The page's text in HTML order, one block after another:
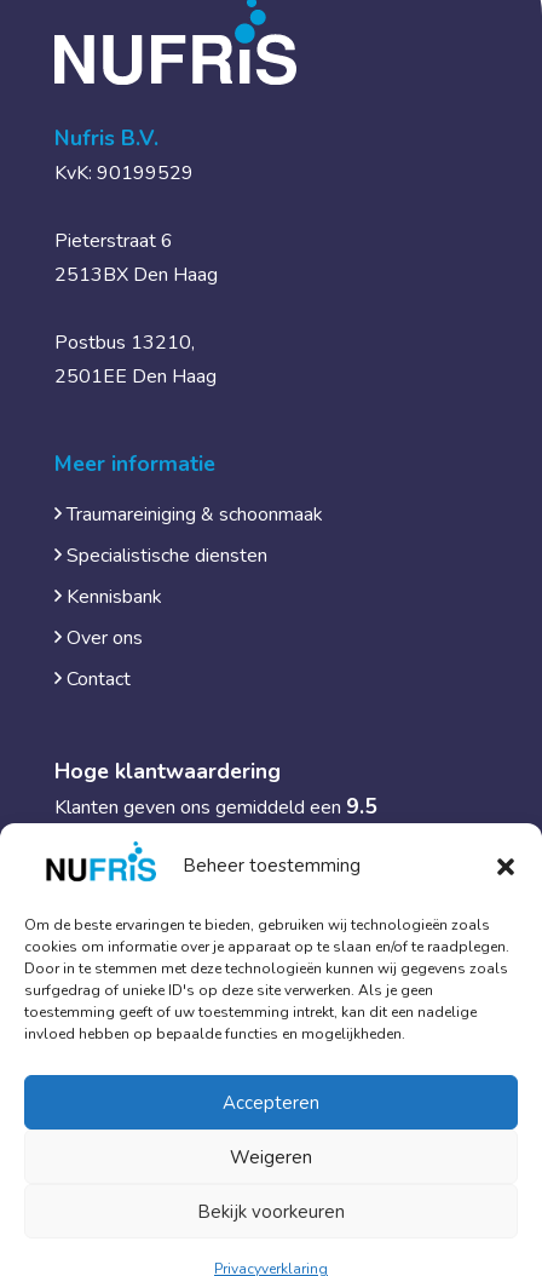
Beheer toestemming
Om de beste ervaringen te bieden, gebruiken wij technologieën zoals
cookies om informatie over je apparaat op te slaan en/of te raadplegen.
Door in te stemmen met deze technologieën kunnen wij gegevens zoals
surfgedrag of unieke ID's op deze site verwerken. Als je geen
toestemming geeft of uw toestemming intrekt, kan dit een nadelige
invloed hebben op bepaalde functies en mogelijkheden.
Accepteren
Weigeren
Bekijk voorkeuren
Privacyverklaring
Nufris B.V.
KvK: 90199529
Pieterstraat 6
2513BX Den Haag
Postbus 13210,
2501EE Den Haag
Meer informatie
Traumareiniging & schoonmaak
Specialistische diensten
Kennisbank
Over ons
Contact
Hoge klantwaardering
Klanten geven ons gemiddeld een 9.5
085 06 06 659
© 2018 - 2026Contact
Algemene voorwaarden